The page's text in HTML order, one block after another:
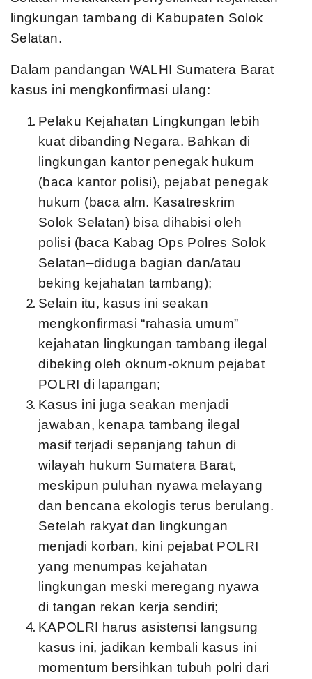
lingkungan tambang di Kabupaten Solok
Selatan.
Dalam pandangan WALHI Sumatera Barat
kasus ini mengkonfirmasi ulang:
Pelaku Kejahatan Lingkungan lebih
kuat dibanding Negara. Bahkan di
lingkungan kantor penegak hukum
(baca kantor polisi), pejabat penegak
hukum (baca alm. Kasatreskrim
Solok Selatan) bisa dihabisi oleh
polisi (baca Kabag Ops Polres Solok
Selatan–diduga bagian dan/atau
beking kejahatan tambang);
Selain itu, kasus ini seakan
mengkonfirmasi “rahasia umum”
kejahatan lingkungan tambang ilegal
dibeking oleh oknum-oknum pejabat
POLRI di lapangan;
Kasus ini juga seakan menjadi
jawaban, kenapa tambang ilegal
masif terjadi sepanjang tahun di
wilayah hukum Sumatera Barat,
meskipun puluhan nyawa melayang
dan bencana ekologis terus berulang.
Setelah rakyat dan lingkungan
menjadi korban, kini pejabat POLRI
yang menumpas kejahatan
lingkungan meski meregang nyawa
di tangan rekan kerja sendiri;
KAPOLRI harus asistensi langsung
kasus ini, jadikan kembali kasus ini
momentum bersihkan tubuh polri dari